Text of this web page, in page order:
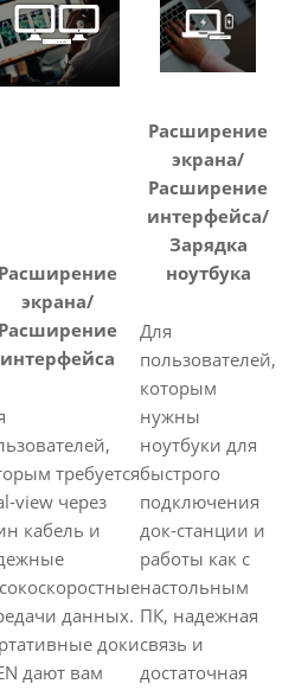
Расширение
экрана/
Расширение
интерфейса
требуется
view через
кабель и
данных.
доки
дают вам
Расширение
экрана/
Расширение
интерфейса/
Зарядка
ноутбука
Для
пользователей,
которым
нужны
ноутбуки для
быстрого
подключения
док-станции и
работы как с
настольным
ПК, надежная
связь и
достаточная